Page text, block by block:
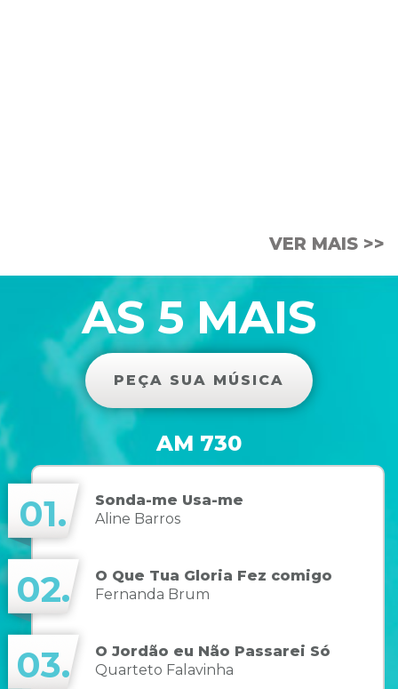
VER MAIS >>
AS 5 MAIS
PEÇA SUA MÚSICA
AM 730
01.
Sonda-me Usa-me
Aline Barros
02.
O Que Tua Gloria Fez comigo
Fernanda Brum
03.
O Jordão eu Não Passarei Só
Quarteto Falavinha